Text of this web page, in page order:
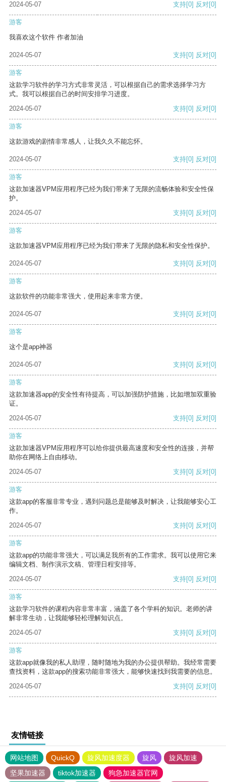
2024-05-07
支持[0] 反对[0]
游客
我喜欢这个软件 作者加油
2024-05-07 支持[0] 反对[0]
游客
这款学习软件的学习方式非常灵活，可以根据自己的需求选择学习方
式。我可以根据自己的时间安排学习进度。
2024-05-07
支持[0] 反对[0]
游客
这款游戏的剧情非常感人，让我久久不能忘怀。
2024-05-07 支持[0] 反对[0]
游客
这款加速器VPM应用程序已经为我们带来了无限的流畅体验和安全性保
护。
2024-05-07
支持[0] 反对[0]
游客
这款加速器VPM应用程序已经为我们带来了无限的隐私和安全性保护。
2024-05-07 支持[0] 反对[0]
游客
这款软件的功能非常强大，使用起来非常方便。
2024-05-07 支持[0] 反对[0]
游客
这个是app神器
2024-05-07 支持[0] 反对[0]
游客
这款加速器app的安全性有待提高，可以加强防护措施，比如增加双重验
证。
2024-05-07
支持[0] 反对[0]
游客
这款加速器VPM应用程序可以给你提供最高速度和安全性的连接，并帮
助你在网络上自由移动。
2024-05-07
支持[0] 反对[0]
游客
这款app的客服非常专业，遇到问题总是能够及时解决，让我能够安心工
作。
2024-05-07
支持[0] 反对[0]
游客
这款app的功能非常强大，可以满足我所有的工作需求。我可以使用它来
编辑文档、制作演示文稿、管理日程安排等。
2024-05-07
支持[0] 反对[0]
游客
这款学习软件的课程内容非常丰富，涵盖了各个学科的知识。老师的讲
解非常生动，让我能够轻松理解知识点。
2024-05-07
支持[0] 反对[0]
游客
这款app就像我的私人助理，随时随地为我的办公提供帮助。我经常需要
查找资料，这款app的搜索功能非常强大，能够快速找到我需要的信息。
2024-05-07
支持[0] 反对[0]
友情链接
网站地图 QuickQ 旋风加速度器 旋风
旋风加速
坚果加速器
tiktok加速器 狗急加速器官网